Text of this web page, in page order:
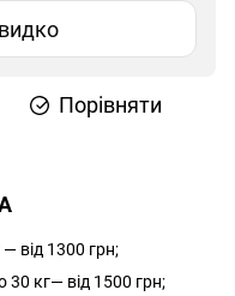
Порівняти
від 1300 грн;
кг— від 1500 грн;